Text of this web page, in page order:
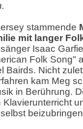
stammende
mit langer
Isaac
Folk Song"
Bairds. Nicht
kam Meg
in Berührung.
Klavierunterricht